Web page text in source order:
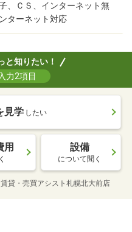
、ＣＳ、インターネット無
ターネット対応
と知りたい！
力2項目
見学 したい
用 設備
について聞く
貸・売買アシスト札幌北大前店